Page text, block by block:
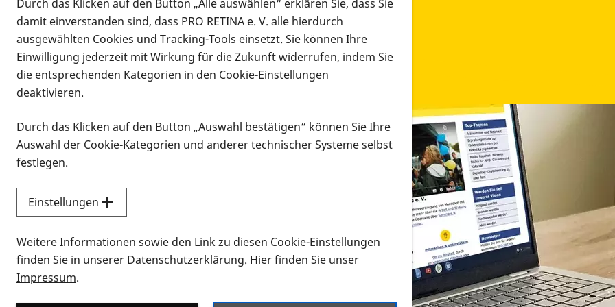
Infomaterial
Infomaterial
Vorlesen
Alle Infomaterialien in verschiedenen Formaten an
Sie möchten wissen, wie Sie nach Infonmaterial suchen und dieses bestellen bzw. herunterladen
Durch das Klicken auf den Button „Alle auswählen“ erklären Sie, dass Sie
damit einverstanden sind, dass PRO RETINA e. V. alle hierdurch
ausgewählten Cookies und Tracking-Tools einsetzt. Sie können Ihre
Einwilligung jederzeit mit Wirkung für die Zukunft widerrufen, indem Sie
die entsprechenden Kategorien in den Cookie-Einstellungen
deaktivieren.
Durch das Klicken auf den Button „Auswahl bestätigen“ können Sie Ihre
Auswahl der Cookie-Kategorien und anderer technischer Systeme selbst
festlegen.
Einstellungen
Weitere Informationen sowie den Link zu diesen Cookie-Einstellungen
finden Sie in unserer Datenschutzerklärung. Hier finden Sie unser
Impressum.